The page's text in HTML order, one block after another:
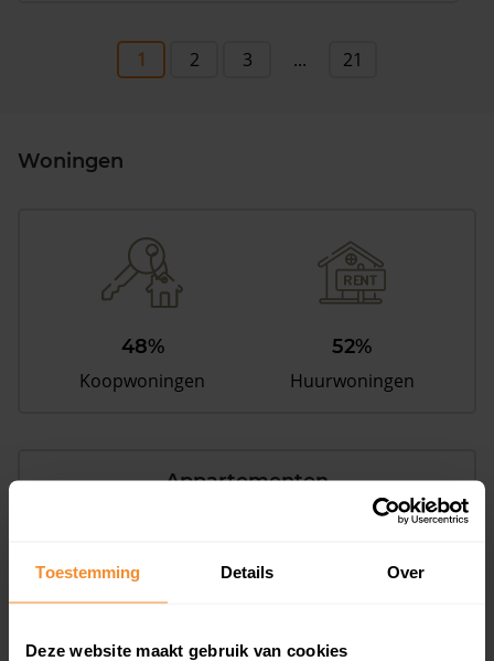
Toestemming Details Over
Deze website maakt gebruik van cookies
1 2 3 ... 21
Woningen
48%
Koopwoningen
52%
Huurwoningen
Appartementen
aandeel van totale woningen